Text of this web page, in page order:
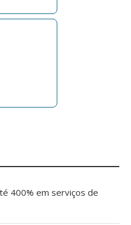
400% em serviços de